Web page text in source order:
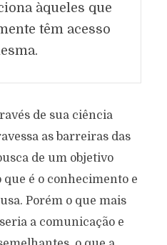
Preissler Martinson
en leer
àqueles que
têm acesso
de sua ciência
as barreiras das
de um objetivo
é o conhecimento e
Porém o que mais
a comunicação e